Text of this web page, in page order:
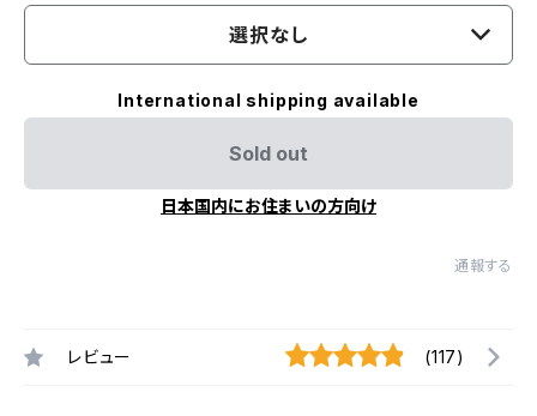
選択なし
International shipping available
Sold out
日本国内にお住まいの方向け
通報する
レビュー (117)